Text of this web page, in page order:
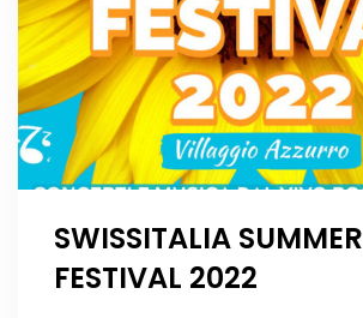
SWISSITALIA SUMMER
FESTIVAL 2022